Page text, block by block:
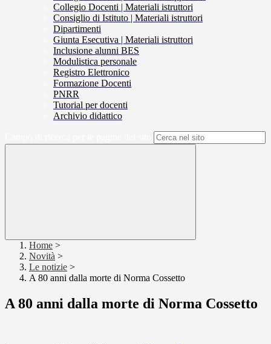
Collegio Docenti | Materiali istruttori
Consiglio di Istituto | Materiali istruttori
Dipartimenti
Giunta Esecutiva | Materiali istruttori
Inclusione alunni BES
Modulistica personale
Registro Elettronico
Formazione Docenti
PNRR
Tutorial per docenti
Archivio didattico
Home >
Novità >
Le notizie >
A 80 anni dalla morte di Norma Cossetto
A 80 anni dalla morte di Norma Cossetto